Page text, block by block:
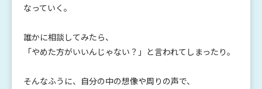
なっていく。
誰かに相談してみたら、
「やめた方がいいんじゃない？」と言われてしまったり。
そんなふうに、自分の中の想像や周りの声で、